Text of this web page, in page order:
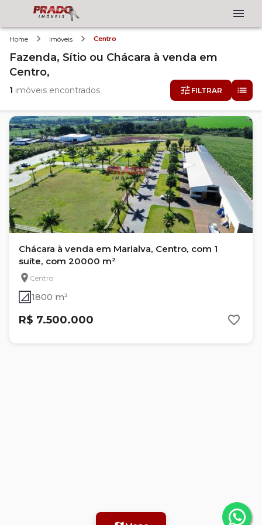
Home Imóveis Centro
Fazenda, Sítio ou Chácara à venda em
Centro,
1 imóveis encontrados FILTRAR
Chácara à venda em Marialva, Centro, com 1
suíte, com 20000 m²
Centro
1800 m²
R$ 7.500.000